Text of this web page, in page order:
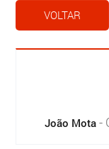
VOLTAR
João Mota-